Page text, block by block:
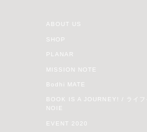
ABOUT US
SHOP
PLANAR
MISSION NOTE
Bodhi MATE
BOOK IS A JOURNEY! / ライ
NOIE
EVENT 2020